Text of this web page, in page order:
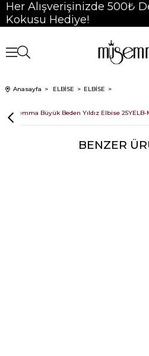
Her Alışverişinizde 500₺
Kokusu Hediye!
Anasayfa ELBİSE ELBİSE
Müsemma Büyük Beden Yıldız Elbise 25YELB-
BENZER